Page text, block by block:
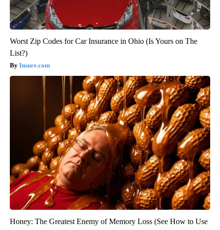
Worst Zip Codes for Car Insurance in Ohio (Is Yours on The
List?)
Insure.com
Honey: The Greatest Enemy of Memory Loss (See How to Use